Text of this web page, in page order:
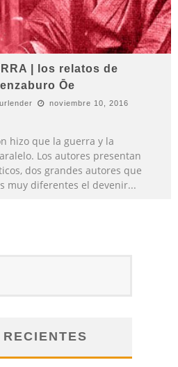
| los relatos de
Ōe
noviembre 10, 2016
hizo que la guerra y la
Los autores presentan
dos grandes autores que
muy diferentes el devenir...